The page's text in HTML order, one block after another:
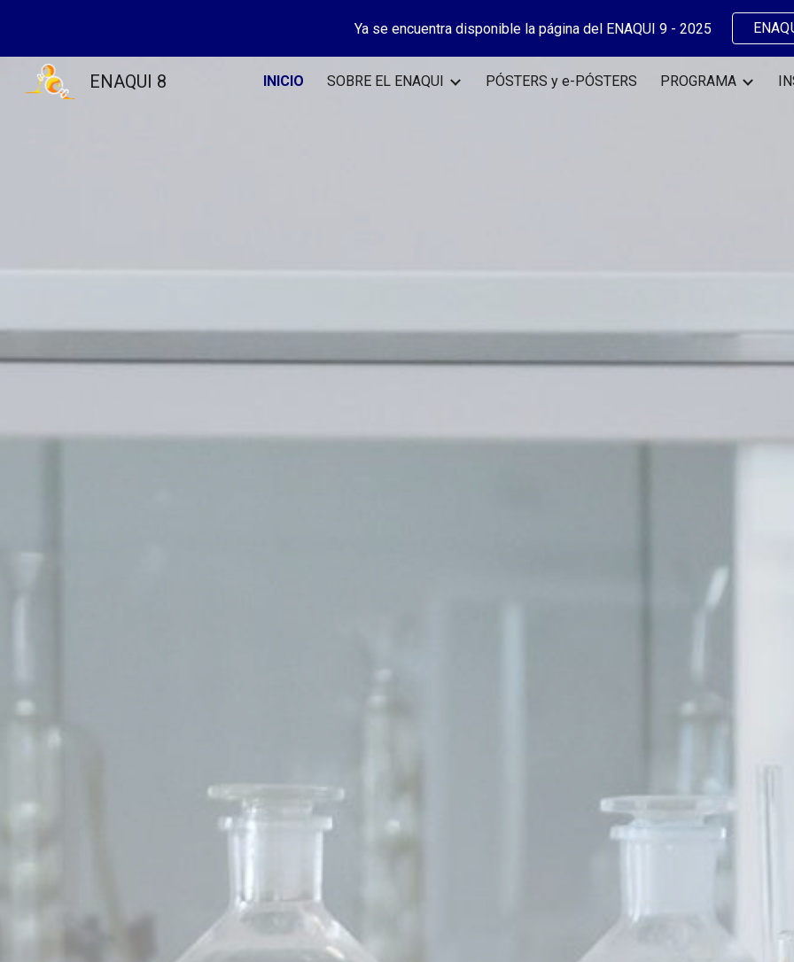
Skip to main content Skip to
Ya se encuentra disponible la página del ENAQUI 9 - 2025
ENAQUI 8 INICIO SOBRE EL ENAQUI PÓSTERS y e-PÓSTERS PROGRAMA